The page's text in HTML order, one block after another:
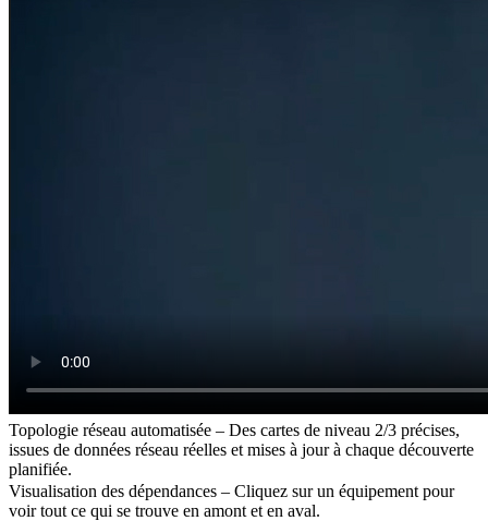
Topologie réseau automatisée – Des cartes de niveau 2/3 précises,
issues de données réseau réelles et mises à jour à chaque découverte
planifiée.
Visualisation des dépendances – Cliquez sur un équipement pour
voir tout ce qui se trouve en amont et en aval.